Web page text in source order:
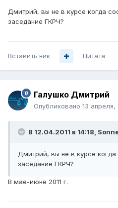
Дмитрий, вы не в курсе когда
заседание ГКРЧ?
Вставить ник Цитата
Галушко Дмитрий
Опубликовано 13 апреля,
В 12.04.2011 в 14:18,
Дмитрий, вы не в курсе
заседание ГКРЧ?
В мае-июне 2011 г.